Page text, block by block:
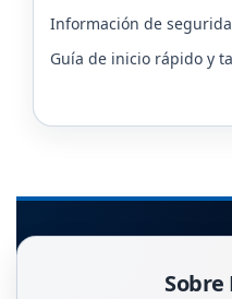
Información de
Guía de inicio rápido y